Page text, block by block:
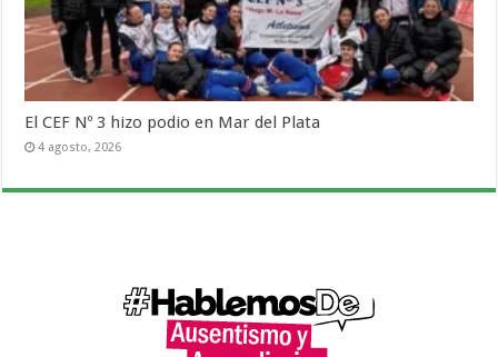
El CEF Nº 3 hizo podio en Mar del Plata
4 agosto, 2026